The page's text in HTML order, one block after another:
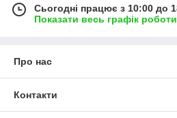
Сьогодні працює з 10:00 до
Показати весь графік роботи
Про нас
Контакти